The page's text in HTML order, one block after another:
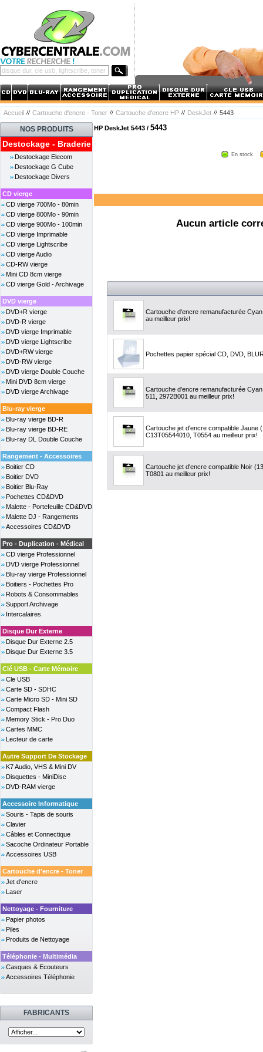
Accueil Cartouche d'encre - Toner Cartouche d'encre HP DeskJet 5443
NOS PRODUITS
Destockage - Braderie
Destockage Elecom
Destockage G Cube
Destockage Divers
CD vierge
CD vierge 700Mo - 80min
CD vierge 800Mo - 90min
CD vierge 900Mo - 100min
CD vierge Imprimable
CD vierge Lightscribe
CD vierge Audio
CD-RW vierge
Mini CD 8cm vierge
CD vierge Gold - Archivage
DVD vierge
DVD+R vierge
DVD-R vierge
DVD vierge Imprimable
DVD vierge Lightscribe
DVD+RW vierge
DVD-RW vierge
DVD vierge Double Couche
Mini DVD 8cm vierge
DVD vierge Archivage
Blu-ray vierge
Blu-ray vierge BD-R
Blu-ray vierge BD-RE
Blu-ray DL Double Couche
Rangement - Accessoires
Boitier CD
Boitier DVD
Boitier Blu-Ray
Pochettes CD&DVD
Malette - Portefeuille CD&DVD
Malette DJ - Rangements
Accessoires CD&DVD
Pro - Duplication - Médical
CD vierge Professionnel
DVD vierge Professionnel
Blu-ray vierge Professionnel
Boitiers - Pochettes Pro
Robots & Consommables
Support Archivage
Intercalaires
Disque Dur Externe
Disque Dur Externe 2.5
Disque Dur Externe 3.5
Clé USB - Carte Mémoire
Cle USB
Carte SD - SDHC
Carte Micro SD - Mini SD
Compact Flash
Memory Stick - Pro Duo
Cartes MMC
Lecteur de carte
Autre Support De Stockage
K7 Audio, VHS & Mini DV
Disquettes - MiniDisc
DVD-RAM vierge
Accessoire Informatique
Souris - Tapis de souris
Clavier
Câbles et Connectique
Sacoche Ordinateur Portable
Accessoires USB
Cartouche d'encre - Toner
Jet d'encre
Laser
Nettoyage - Fourniture
Papier photos
Piles
Produits de Nettoyage
Téléphonie - Multimédia
Casques & Ecouteurs
Accessoires Téléphonie
FABRICANTS
HP DeskJet 5443 / 5443
En stock
Aucun article
Cartouche d'encre remanufacturée
au meilleur prix!
Pochettes papier spécial CD, DVD,
Cartouche d'encre remanufacturée
511, 2972B001 au meilleur prix!
Cartouche jet d'encre compatible Jaune
C13T05544010, T0554 au meilleur prix!
Cartouche jet d'encre compatible Noir
T0801 au meilleur prix!